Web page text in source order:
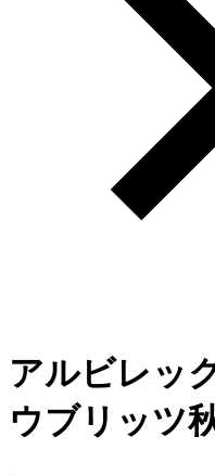
アルビレッ
ウブリッツ